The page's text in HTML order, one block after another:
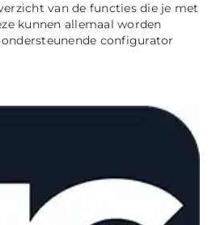
van de functies die je met
kunnen allemaal worden
configurator